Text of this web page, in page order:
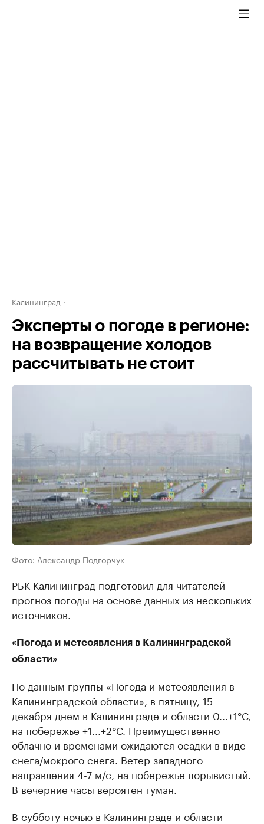
Калининград
Эксперты о погоде в регионе:
на возвращение холодов
рассчитывать не стоит
Фото: Александр Подгорчук
РБК Калининград подготовил для читателей
прогноз погоды на основе данных из нескольких
источников.
«Погода и метеоявления в Калининградской
области»
По данным группы «Погода и метеоявления в
Калининградской области», в пятницу, 15
декабря днем в Калининграде и области 0...+1°С,
на побережье +1...+2°С. Преимущественно
облачно и временами ожидаются осадки в виде
снега/мокрого снега. Ветер западного
направления 4-7 м/с, на побережье порывистый.
В вечерние часы вероятен туман.
В субботу ночью в Калининграде и области